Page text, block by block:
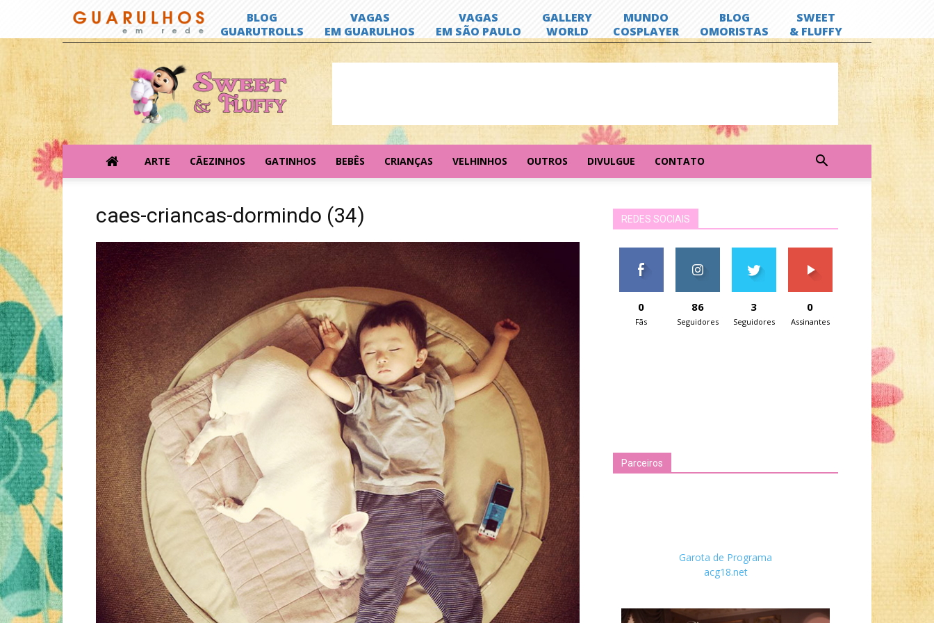
Sweet
&
Fluffy
ARTE CÃEZINHOS GATINHOS BEBÊS CRIANÇAS VELHINHOS OUTROS DIVULGUE CONTATO
caes-criancas-dormindo (34) REDES SOCIAIS
0
Fãs
86
Seguidores
3
Seguidores
0
Assinantes
Parceiros
Garota de Programa
acg18.net